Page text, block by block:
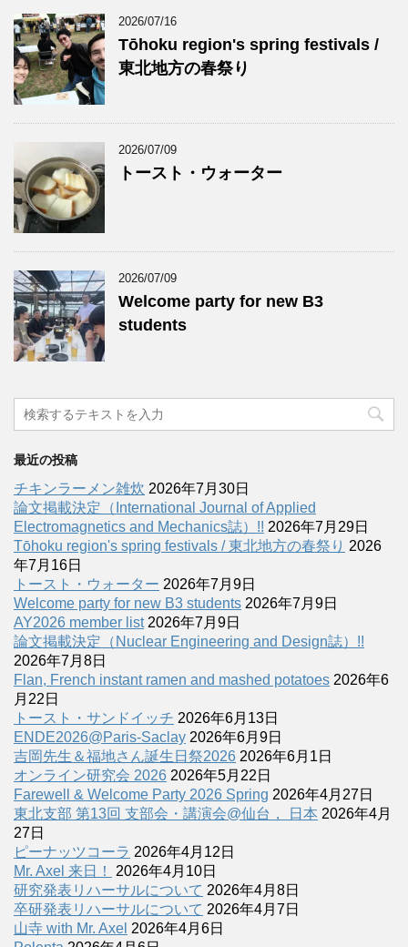
2026/07/16
Tōhoku region's spring festivals /
東北地方の春祭り
2026/07/09
トースト・ウォーター
2026/07/09
Welcome party for new B3
students
最近の投稿
チキンラーメン雑炊 2026年7月30日
論文掲載決定（International Journal of Applied
Electromagnetics and Mechanics誌）!! 2026年7月29日
Tōhoku region's spring festivals / 東北地方の春祭り 2026
年7月16日
トースト・ウォーター 2026年7月9日
Welcome party for new B3 students 2026年7月9日
AY2026 member list 2026年7月9日
論文掲載決定（Nuclear Engineering and Design誌）!!
2026年7月8日
Flan, French instant ramen and mashed potatoes 2026年6
月22日
トースト・サンドイッチ 2026年6月13日
ENDE2026@Paris-Saclay 2026年6月9日
吉岡先生＆福地さん誕生日祭2026 2026年6月1日
オンライン研究会 2026 2026年5月22日
Farewell & Welcome Party 2026 Spring 2026年4月27日
東北支部 第13回 支部会・講演会@仙台， 日本 2026年4月
27日
ピーナッツコーラ 2026年4月12日
Mr. Axel 来日！
2026年4月10日
研究発表リハーサルについて 2026年4月8日
卒研発表リハーサルについて 2026年4月7日
山寺 with Mr. Axel 2026年4月6日